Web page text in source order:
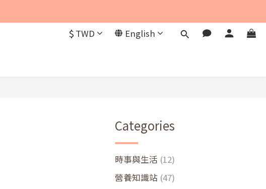
$ TWD English
Categories
時事與生活 (12)
營養知識站 (47)